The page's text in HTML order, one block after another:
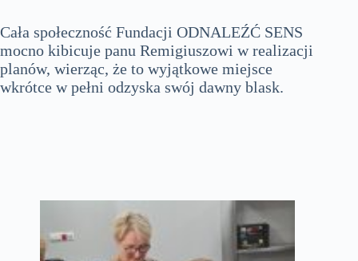
Cała społeczność Fundacji ODNALEŹĆ SENS
mocno kibicuje panu Remigiuszowi w realizacji
planów, wierząc, że to wyjątkowe miejsce
wkrótce w pełni odzyska swój dawny blask.